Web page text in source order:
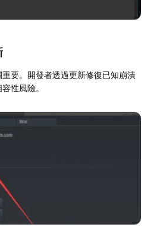
要。開發者透過更新修復已知崩潰
性風險。